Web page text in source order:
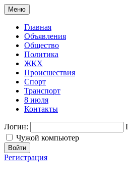
Меню
Главная
Объявления
Общество
Политика
ЖКХ
Происшествия
Спорт
Транспорт
8 июля
Контакты
Логин:
Чужой компьютер
Войти
Регистрация